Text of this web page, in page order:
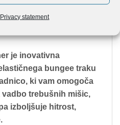
Privacy statement
Število vaj je
jih lahko najdete tudi
je inovativna
bungee traku
ki vam omogoča
vadbo trebušnih mišic,
izboljšuje hitrost,